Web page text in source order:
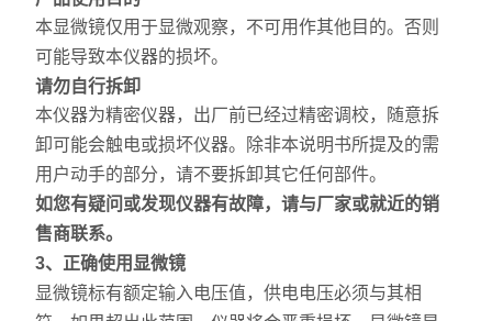
本显微镜仅用于显微观察，不可用作其他目的。否则
可能导致本仪器的损坏。
请勿自行拆卸
本仪器为精密仪器，出厂前已经过精密调校，随意拆
卸可能会触电或损坏仪器。除非本说明书所提及的需
用户动手的部分，请不要拆卸其它任何部件。
如您有疑问或发现仪器有故障，请与厂家或就近的销
售商联系。
3、 正确使用显微镜
显微镜标有额定输入电压值，供电电压必须与其相